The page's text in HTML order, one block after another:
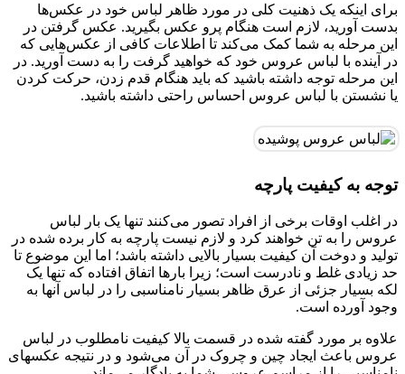
برای اینکه یک ذهنیت کلی در مورد ظاهر لباس خود در عکس‌ها
بدست آورید، لازم است هنگام پرو عکس بگیرید. عکس گرفتن در
این مرحله به شما کمک می‌کند تا اطلاعات کافی از عکس‌هایی که
در آینده با لباس عروس خود که خواهید گرفت را به دست آورید. در
این مرحله توجه داشته باشید که باید هنگام قدم زدن، حرکت کردن
یا نشستن با لباس عروس احساس راحتی داشته باشید.
توجه به کیفیت پارچه
در اغلب اوقات برخی از افراد تصور می‌کنند تنها یک بار لباس
عروس را به تن خواهند کرد و لازم نیست پارچه به کار برده شده در
تولید و دوخت آن کیفیت بسیار بالایی داشته باشد؛ اما این موضوع تا
حد زیادی غلط و نادرست است؛ زیرا بارها اتفاق افتاده که تنها یک
لکه بسیار جزئی از عرق ظاهر بسیار نامناسبی را در لباس آنها به
وجود آورده است.
علاوه بر مورد گفته شده در قسمت بالا کیفیت نامطلوب در لباس
عروس باعث ایجاد چین و چروک در آن می‌شود و در نتیجه عکسهای